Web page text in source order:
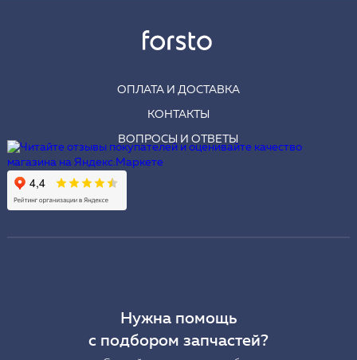
ОПЛАТА И ДОСТАВКА
КОНТАКТЫ
ВОПРОСЫ И ОТВЕТЫ
Нужна помощь
с подбором запчастей?